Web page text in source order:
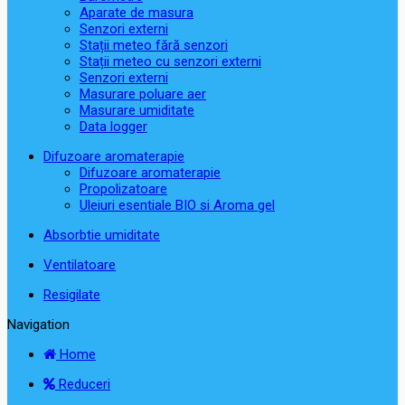
Aparate de masura
Senzori externi
Stații meteo fără senzori
Stații meteo cu senzori externi
Senzori externi
Masurare poluare aer
Masurare umiditate
Data logger
Difuzoare aromaterapie
Difuzoare aromaterapie
Propolizatoare
Uleiuri esentiale BIO si Aroma gel
Absorbtie umiditate
Ventilatoare
Resigilate
Navigation
Home
Reduceri